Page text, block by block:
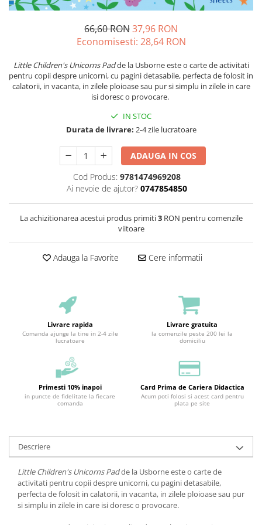
66,60 RON37,96 RON
Economisesti: 28,64 RON
Little Children's Unicorns Padde la Usborne este o carte de activitati
pentru copii despre unicorni, cu pagini detasabile, perfecta de folosit in
calatorii, in vacanta, in zilele ploioase sau pur si simplu in zilele in care
isi doresc o provocare.
IN STOC
Durata de livrare: 2-4 zile lucratoare
ADAUGA IN COS
Cod Produs: 9781474969208
Ai nevoie de ajutor? 0747854850
La achizitionarea acestui produs primiti3RON pentru comenzile
viitoare
Adauga la Favorite Cere informatii
Livrare rapida
Comanda ajunge la tine in 2-4 zile
lucratoare
Livrare gratuita
la comenzile peste 200 lei la
domiciliu
Primesti 10% inapoi
in puncte de fidelitate la fiecare
comanda
Card Prima de Cariera Didactica
Acum poti folosi si acest card pentru
plata pe site
Descriere
Little Children's Unicorns Padde la Usborne este o carte de
activitati pentru copii despre unicorni, cu pagini detasabile,
perfecta de folosit in calatorii, in vacanta, in zilele ploioase sau pur
si simplu in zilele in care isi doresc o provocare.